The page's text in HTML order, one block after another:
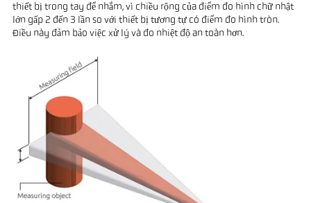
thiết bị trong tay để nhắm, vì chiều rộng của điểm đo hình chữ nhật
lớn gấp 2 đến 3 lần so với thiết bị tương tự có điểm đo hình tròn.
Điều này đảm bảo việc xử lý và đo nhiệt độ an toàn hơn.